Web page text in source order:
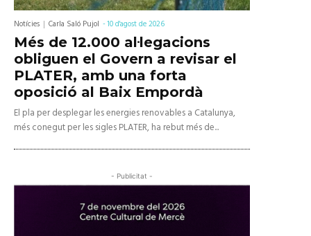
Notícies Carla Saló Pujol -10 d'agost de 2026
Més de 12.000 al·legacions
obliguen el Govern a revisar el
PLATER, amb una forta
oposició al Baix Empordà
El pla per desplegar les energies renovables a Catalunya,
més conegut per les sigles PLATER, ha rebut més de...
- Publicitat -